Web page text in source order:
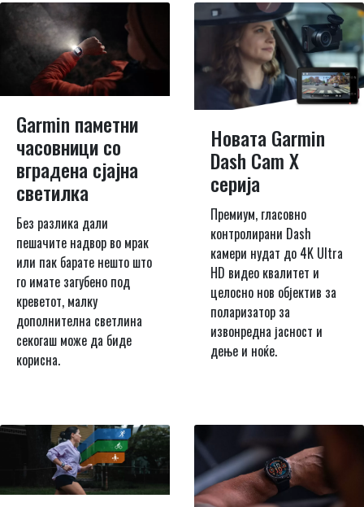
Garmin паметни
часовници со
вградена сјајна
светилка
Без разлика дали
пешачите надвор во мрак
или пак барате нешто што
го имате загубено под
креветот, малку
дополнителна светлина
секогаш може да биде
корисна.
Новата Garmin
Dash Cam X
серија
Премиум, гласовно
контролирани Dash
камери нудат до 4K Ultra
HD видео квалитет и
целосно нов објектив за
поларизатор за
извонредна јасност и
дење и ноќе.